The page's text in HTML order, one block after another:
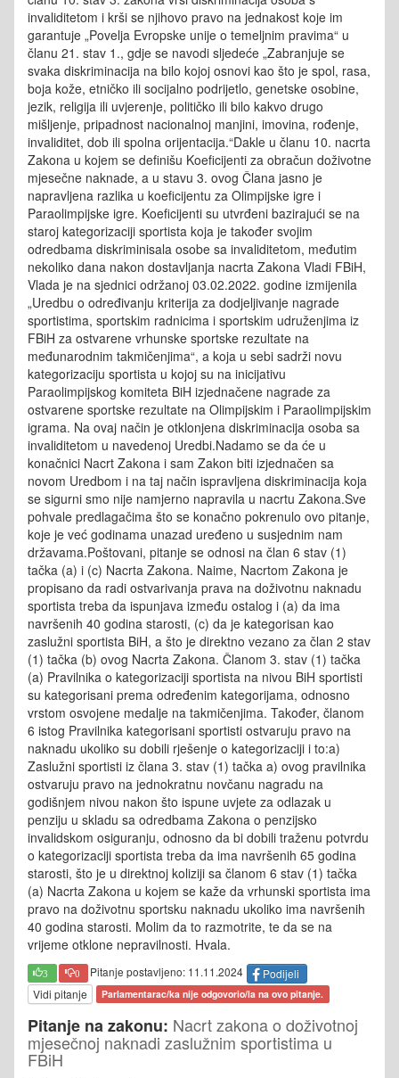
invaliditetom i krši se njihovo pravo na jednakost koje im
garantuje „Povelja Evropske unije o temeljnim pravima“ u
članu 21. stav 1., gdje se navodi sljedeće „Zabranjuje se
svaka diskriminacija na bilo kojoj osnovi kao što je spol, rasa,
boja kože, etničko ili socijalno podrijetlo, genetske osobine,
jezik, religija ili uvjerenje, političko ili bilo kakvo drugo
mišljenje, pripadnost nacionalnoj manjini, imovina, rođenje,
invaliditet, dob ili spolna orijentacija.“Dakle u članu 10. nacrta
Zakona u kojem se definišu Koeficijenti za obračun doživotne
mjesečne naknade, a u stavu 3. ovog Člana jasno je
napravljena razlika u koeficijentu za Olimpijske igre i
Paraolimpijske igre. Koeficijenti su utvrđeni bazirajući se na
staroj kategorizaciji sportista koja je također svojim
odredbama diskriminisala osobe sa invaliditetom, međutim
nekoliko dana nakon dostavljanja nacrta Zakona Vladi FBiH,
Vlada je na sjednici održanoj 03.02.2022. godine izmijenila
„Uredbu o određivanju kriterija za dodjeljivanje nagrade
sportistima, sportskim radnicima i sportskim udruženjima iz
FBiH za ostvarene vrhunske sportske rezultate na
međunarodnim takmičenjima“, a koja u sebi sadrži novu
kategorizaciju sportista u kojoj su na inicijativu
Paraolimpijskog komiteta BiH izjednačene nagrade za
ostvarene sportske rezultate na Olimpijskim i Paraolimpijskim
igrama. Na ovaj način je otklonjena diskriminacija osoba sa
invaliditetom u navedenoj Uredbi.Nadamo se da će u
konačnici Nacrt Zakona i sam Zakon biti izjednačen sa
novom Uredbom i na taj način ispravljena diskriminacija koja
se sigurni smo nije namjerno napravila u nacrtu Zakona.Sve
pohvale predlagačima što se konačno pokrenulo ovo pitanje,
koje je već godinama unazad uređeno u susjednim nam
državama.Poštovani, pitanje se odnosi na član 6 stav (1)
tačka (a) i (c) Nacrta Zakona. Naime, Nacrtom Zakona je
propisano da radi ostvarivanja prava na doživotnu naknadu
sportista treba da ispunjava između ostalog i (a) da ima
navršenih 40 godina starosti, (c) da je kategorisan kao
zaslužni sportista BiH, a što je direktno vezano za član 2 stav
(1) tačka (b) ovog Nacrta Zakona. Članom 3. stav (1) tačka
(a) Pravilnika o kategorizaciji sportista na nivou BiH sportisti
su kategorisani prema određenim kategorijama, odnosno
vrstom osvojene medalje na takmičenjima. Također, članom
6 istog Pravilnika kategorisani sportisti ostvaruju pravo na
naknadu ukoliko su dobili rješenje o kategorizaciji i to:a)
Zaslužni sportisti iz člana 3. stav (1) tačka a) ovog pravilnika
ostvaruju pravo na jednokratnu novčanu nagradu na
godišnjem nivou nakon što ispune uvjete za odlazak u
penziju u skladu sa odredbama Zakona o penzijsko
invalidskom osiguranju, odnosno da bi dobili traženu potvrdu
o kategorizaciji sportista treba da ima navršenih 65 godina
starosti, što je u direktnoj koliziji sa članom 6 stav (1) tačka
(a) Nacrta Zakona u kojem se kaže da vrhunski sportista ima
pravo na doživotnu sportsku naknadu ukoliko ima navršenih
40 godina starosti. Molim da to razmotrite, te da se na
vrijeme otklone nepravilnosti. Hvala.
3 0 Pitanje postavljeno: 11.11.2024
Podijeli
Vidi pitanje
Parlamentarac/ka nije odgovorio/la na ovo pitanje.
Pitanje na zakonu: Nacrt zakona o doživotnoj
mjesečnoj naknadi zaslužnim sportistima u
FBiH